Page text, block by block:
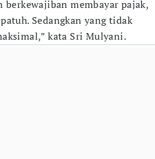
berkewajiban membayar pajak,
Sedangkan yang tidak
kata Sri Mulyani.